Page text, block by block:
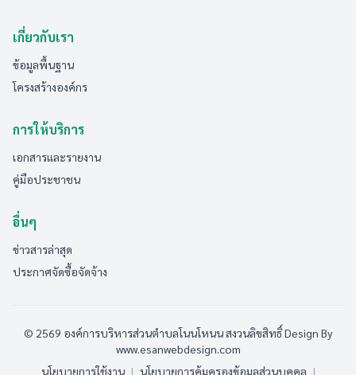
เกี่ยวกับเรา
ข้อมูลพื้นฐาน
โครงสร้างองค์กร
การให้บริการ
เอกสารและรายงาน
คู่มือประชาชน
อื่นๆ
ข่าวสารล่าสุด
ประกาศจัดซื้อจัดจ้าง
© 2569 องค์การบริหารส่วนตำบลโนนโหนน สงวนลิขสิทธิ์Design By
www.esanwebdesign.com
นโยบายการใช้งาน | นโยบายการคุ้มครองข้อมูลส่วนบุคคล |